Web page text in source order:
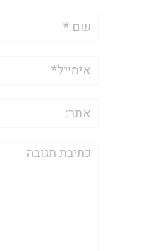
אימייל*
תגובה